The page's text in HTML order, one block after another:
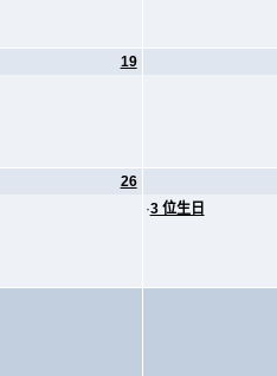
19
26
·3 位生日